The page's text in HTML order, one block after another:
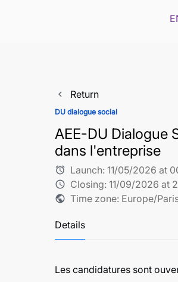
navigate_before Return
DU dialogue social
AEE-DU Dialogue
dans l'entreprise
alarm Launch: 11/05/2026 at
schedule Closing: 11/09/2026 at
public Time zone: Europe/
Details
Les candidatures sont